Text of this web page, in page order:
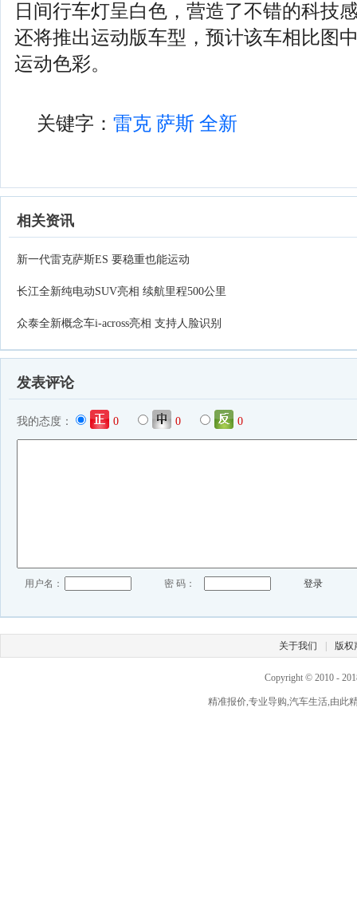
日间行车灯呈白色，营造了不错的科技
还将推出运动版车型，预计该车相比图
运动色彩。
关键字：雷克 萨斯 全新
相关资讯
新一代雷克萨斯ES 要稳重也能运动
长江全新纯电动SUV亮相 续航里程500公里
众泰全新概念车i-across亮相 支持人脸识别
发表评论
我的态度： 0 0 0
用户名： 密 码： 登录
关于我们 版权
Copyright © 2010 -
精准报价,专业导购,汽车生活,由此